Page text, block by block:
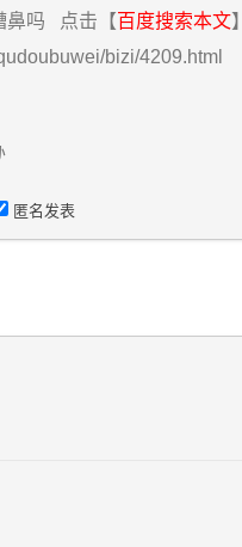
鼻吗 点击【百度搜索本文】
bizi/4209.html
匿名发表